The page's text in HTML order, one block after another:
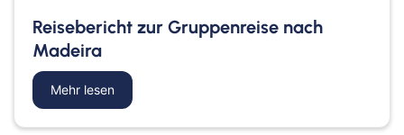
Bahn
Bus
Reisebericht zur Gruppenreise nach
Madeira
Mehr lesen